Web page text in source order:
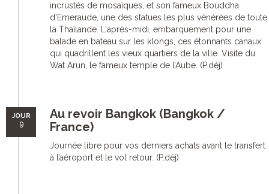
incrustés de mosaïques, et son fameux Bouddha
d’Emeraude, une des statues les plus vénérées de toute
la Thaïlande. L'après-midi, embarquement pour une
balade en bateau sur les klongs, ces étonnants canaux
qui quadrillent les vieux quartiers de la ville. Visite du
Wat Arun, le fameux temple de l’Aube. (P.déj)
JOUR
9
Au revoir Bangkok (Bangkok /
France)
Journée libre pour vos derniers achats avant le transfert
à l’aéroport et le vol retour. (P.déj)